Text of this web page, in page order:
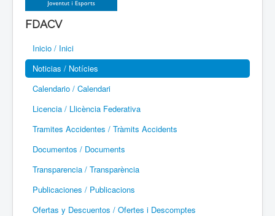
Paracaidismo / Paracaigudisme
Parapente / Parapent
Ultraligeros / Ultralleugers
Vuelo Con Motor / Vol Amb Motor
FDACV
Inicio / Inici
Noticias / Notícies
Calendario / Calendari
Licencia / Llicència Federativa
Tramites Accidentes / Tràmits Accidents
Documentos / Documents
Transparencia / Transparència
Publicaciones / Publicacions
Ofertas y Descuentos / Ofertes i Descomptes